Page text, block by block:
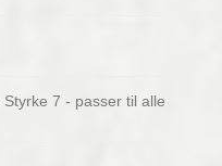
Styrke 7 - passer til alle